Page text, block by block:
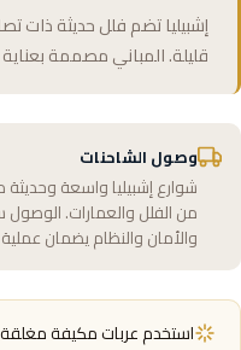
إشبيليا تضم فلل حديثة ذات
قليلة. المباني مصممة
وصول الشاحنات
شوارع إشبيليا واسعة
من الفلل والعمارات.
والأمان والنظام يضمان
استخدم عربات مكيفة مغلقة